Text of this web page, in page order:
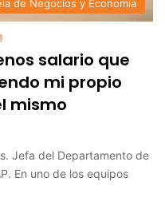
de Negocios y Economía
salario que
mi propio
mismo
Jefa del Departamento de
En uno de los equipos